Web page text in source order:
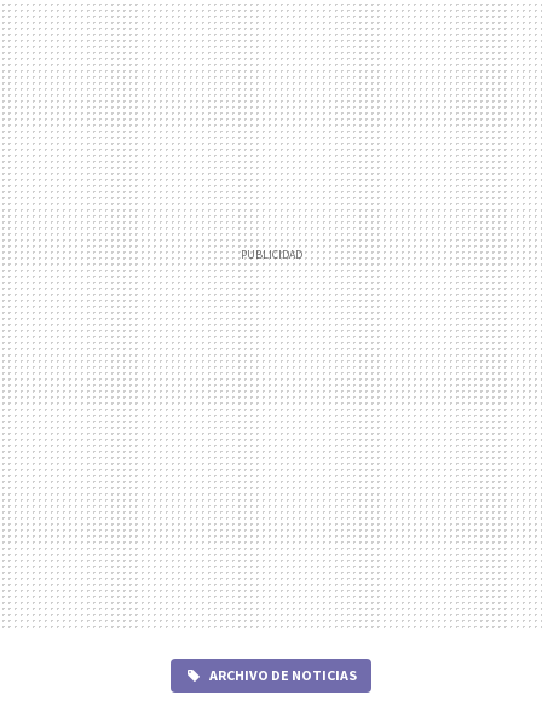
ARCHIVO DE NOTICIAS